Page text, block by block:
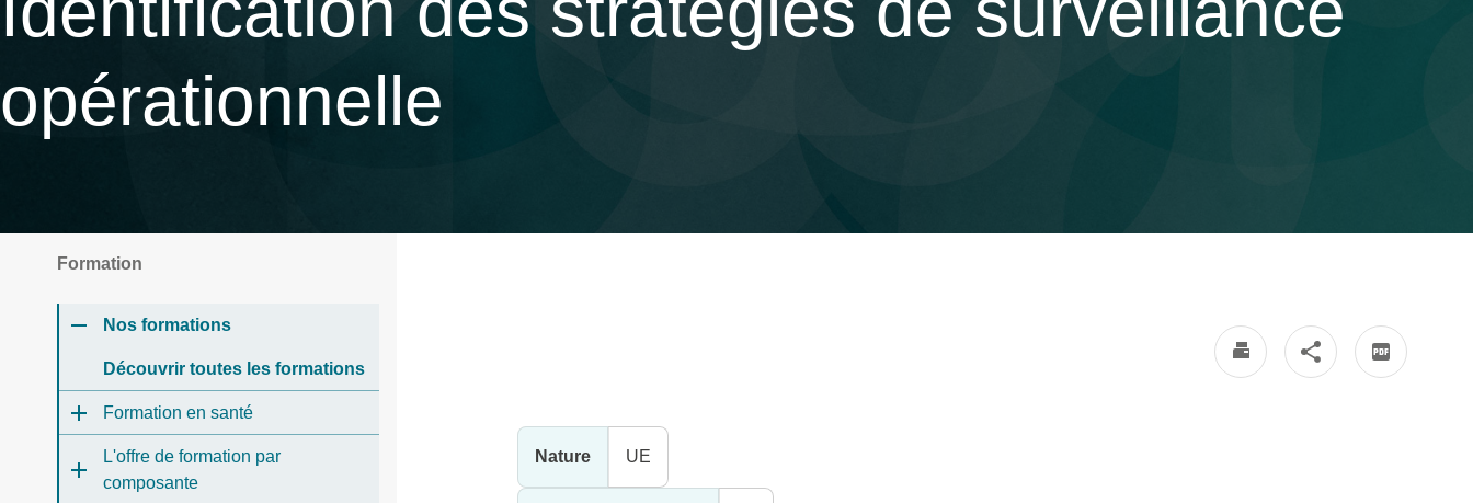
opérationnelle
Nature UE
Formation
Nos formations
Découvrir toutes les formations
Formation en santé
L'offre de formation par
composante